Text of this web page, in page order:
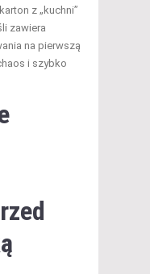
z „kuchni”
zawiera
na pierwszą
i szybko